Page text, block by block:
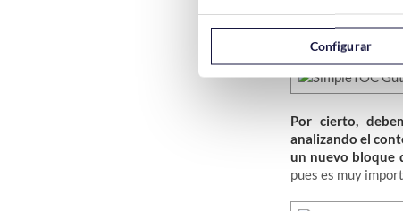
Después, tenemos
añadir un bloque
Por cierto,
analizando el
un nuevo bloque
pues es muy
Configurar